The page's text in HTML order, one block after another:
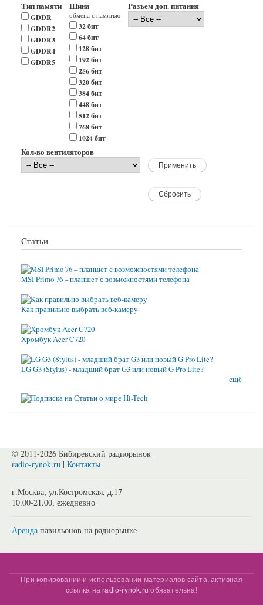
Тип памяти
GDDR
GDDR2
GDDR3
GDDR4
GDDR5
Шина
обмена с памятью
32 бит
64 бит
128 бит
192 бит
256 бит
320 бит
384 бит
448 бит
512 бит
768 бит
1024 бит
Разъем доп. питания
Кол-во вентиляторов
Cтатьи
MSI Primo 76 – планшет с возможностями телефона
Как правильно выбрать веб-камеру
Хромбук Acer C720
LG G3 (Stylus) - младший брат G3 или новый G Pro Lite?
ещё
© 2011-2026 Бибиревский радиорынок
radio-rynok.ru | Контакты
г.Москва, ул.Костромская, д.17
10.00-21.00, ежедневно
Аренда павильонов на радиорынке
При копировании и использовании материалов сайта, активная
ссылка наradio-rynok.ru обязательна!